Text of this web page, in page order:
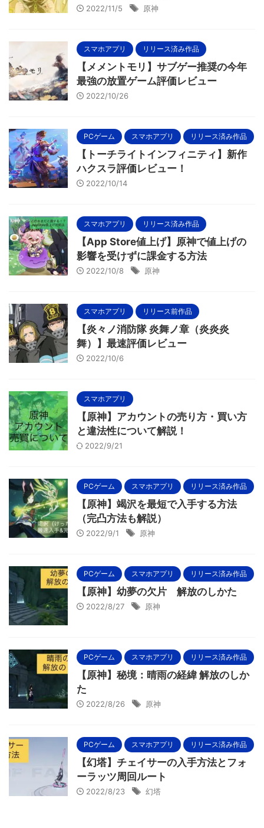
2022/11/5 原神
スマホアプリ リリース済み作品
【メメントモリ】サブゲー推奨の今年
最強の放置ゲーム評価レビュー
2022/10/26
PCゲーム スマホアプリ リリース済み作品
【トーチライトインフィニティ】新作
ハクスラ評価レビュー！
2022/10/14
スマホアプリ リリース済み作品
【App Store値上げ】原神で値上げの
影響を受けずに課金する方法
2022/10/8 原神
スマホアプリ リリース前作品
【炎々ノ消防隊 炎舞ノ章（炎炎炎
舞）】最速評価レビュー
2022/10/6
スマホアプリ
【原神】アカウントの売り方・買い方
と違法性について解説！
2022/9/21
PCゲーム スマホアプリ リリース済み作品
【原神】竭沢を最短で入手する方法
（完凸方法も解説）
2022/9/1 原神
PCゲーム スマホアプリ リリース済み作品
【原神】幼夢の欠片 解放のしかた
2022/8/27 原神
PCゲーム スマホアプリ リリース済み作品
【原神】秘境：晴雨の経緯 解放のしか
た
2022/8/26 原神
PCゲーム スマホアプリ リリース済み作品
【幻塔】チェイサーの入手方法とフォ
ーラッツ周回ルート
2022/8/23 幻塔